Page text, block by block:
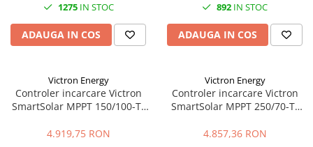
1275IN STOC
ADAUGA IN COS
892 IN STOC
ADAUGA IN COS
Victron Energy
Controler incarcare Victron
SmartSolar MPPT 150/100-Tr
eficienta maxima
4.919,75 RON
Victron Energy
Controler incarcare Victron
SmartSolar MPPT 250/70-Tr
eficienta maxima
4.857,36 RON